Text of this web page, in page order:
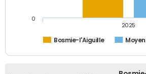
Bosmie-l'Aiguille
2025
0